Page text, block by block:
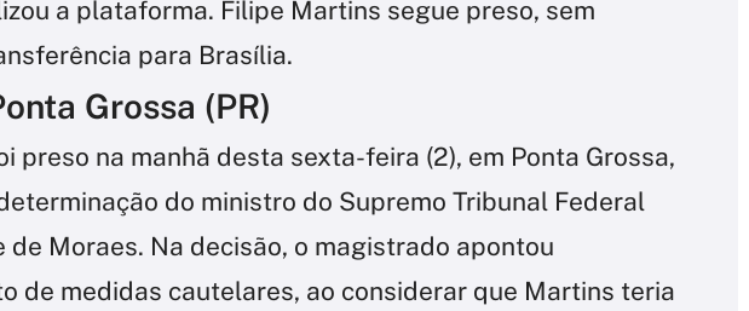
a plataforma. Filipe Martins segue preso, sem
para Brasília.
Grossa (PR)
preso na manhã desta sexta-feira (2), em Ponta Grossa,
do ministro do Supremo Tribunal Federal
de Moraes. Na decisão, o magistrado apontou
de medidas cautelares, ao considerar que Martins teria